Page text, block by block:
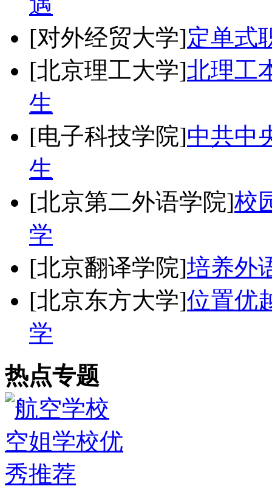
[对外经贸大学]定单式
[北京理工大学]北理工
生
[电子科技学院]中共中
生
[北京第二外语学院]校
学
[北京翻译学院]培养外
[北京东方大学]位置优
学
热点专题